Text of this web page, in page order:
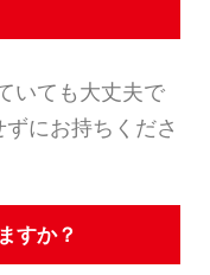
いても大丈夫で
にお持ちくださ
すか？